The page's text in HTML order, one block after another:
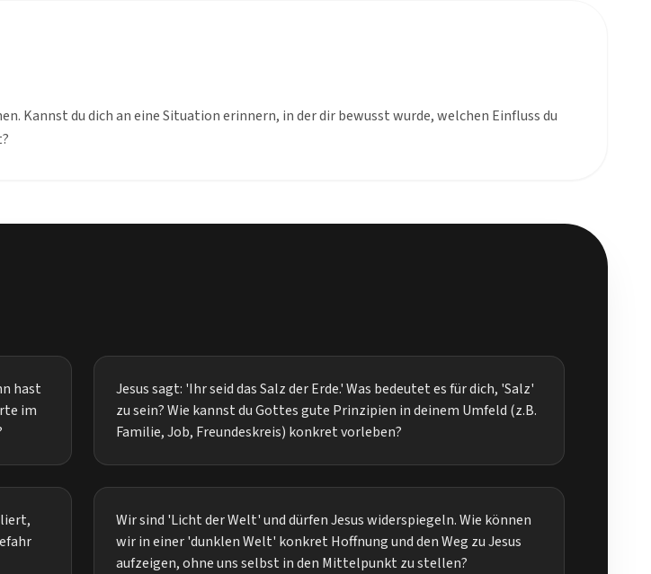
Kannst du dich an eine Situation erinnern, in der dir bewusst wurde, welchen Einfluss du
hast
im
Jesus sagt: 'Ihr seid das Salz der Erde.' Was bedeutet es für dich, 'Salz'
zu sein? Wie kannst du Gottes gute Prinzipien in deinem Umfeld (z.B.
Familie, Job, Freundeskreis) konkret vorleben?
Wir sind 'Licht der Welt' und dürfen Jesus widerspiegeln. Wie können
wir in einer 'dunklen Welt' konkret Hoffnung und den Weg zu Jesus
aufzeigen, ohne uns selbst in den Mittelpunkt zu stellen?